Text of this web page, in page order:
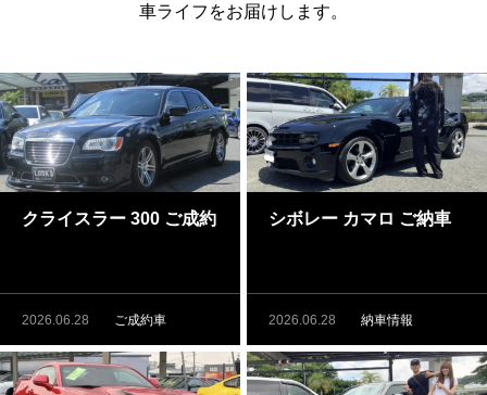
車ライフをお届けします。
クライスラー 300 ご成約
2026.06.28 ご成約車
シボレー カマロ ご納車
2026.06.28 納車情報